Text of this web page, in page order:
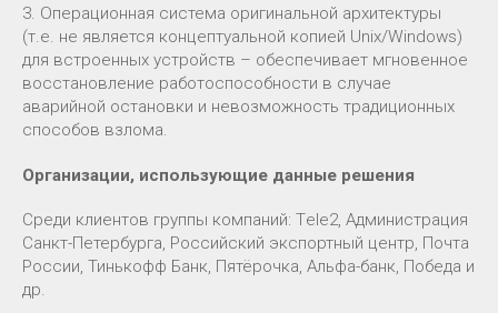
3. Операционная система оригинальной архитектуры
(т.е. не является концептуальной копией Unix/Windows)
для встроенных устройств – обеспечивает мгновенное
восстановление работоспособности в случае
аварийной остановки и невозможность традиционных
способов взлома.
Организации, использующие данные решения
Среди клиентов группы компаний: Tеlе2, Администрация
Санкт-Петербурга, Российский экспортный центр, Почта
России, Тинькофф Банк, Пятёрочка, Альфа-банк, Победа и
др.